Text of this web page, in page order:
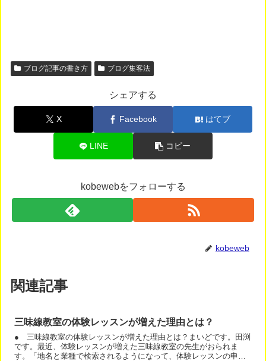
ブログ記事の書き方 ブログ集客法
シェアする
X Facebook はてブ
LINE コピー
kobewebをフォローする
kobeweb
関連記事
三味線教室の体験レッスンが増えた理由とは？
● 三味線教室の体験レッスンが増えた理由とは？まいどです。田渕
です。最近、体験レッスンが増えた三味線教室の先生がおられま
す。「地名と業種で検索されるようになって、体験レッスンの申し